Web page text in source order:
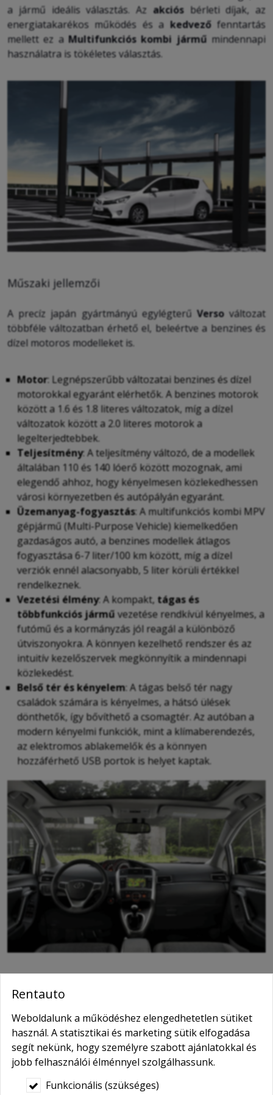
a jármű ideális választás. Az akciós bérleti díjak, az
energiatakarékos működés és a kedvező fenntartás
mellett ez a Multifunkciós kombi jármű mindennapi
használatra is tökéletes választás.
Műszaki jellemzői
A precíz japán gyártmányú egylégterű Versováltozat
többféle változatban érhető el, beleértve a benzines és
dízel motoros modelleket is.
Motor: Legnépszerűbb változatai benzines és dízel
motorokkal egyaránt elérhetők. A benzines motorok
között a 1.6 és 1.8 literes változatok, míg a dízel
változatok között a 2.0 literes motorok a
legelterjedtebbek.
Teljesítmény: A teljesítmény változó, de a modellek
általában 110 és 140 lóerő között mozognak, ami
elegendő ahhoz, hogy kényelmesen közlekedhessen
városi környezetben és autópályán egyaránt.
Üzemanyag-fogyasztás: A multifunkciós kombi MPV
gépjármű (Multi-Purpose Vehicle) kiemelkedően
gazdaságos autó, a benzines modellek átlagos
fogyasztása 6-7 liter/100 km között, míg a dízel
verziók ennél alacsonyabb, 5 liter körüli értékkel
rendelkeznek.
Vezetési élmény: A kompakt, tágas és
többfunkciós jármű vezetése rendkívül kényelmes, a
futómű és a kormányzás jól reagál a különböző
útviszonyokra. A könnyen kezelhető rendszer és az
intuitív kezelőszervek megkönnyítik a mindennapi
közlekedést.
Belső tér és kényelem: A tágas belső tér nagy
családok számára is kényelmes, a hátsó ülések
dönthetők, így bővíthető a csomagtér. Az autóban a
modern kényelmi funkciók, mint a klímaberendezés,
az elektromos ablakemelők és a könnyen
hozzáférhető USB portok is helyet kaptak.
A komfortos, utastér-központú minivan
ideális
választás lehet az állandó használatra igényt tartó
ügyfeleink számára. Legyen szó akár vállalkozásról,
akár privát-személyes használatról, aVerso-kombi
kényelem és a rentábilitás. Az időtálló használat
Rentauto
Weboldalunk a működéshez elengedhetetlen sütiket
használ. A statisztikai és marketing sütik elfogadása
segít nekünk, hogy személyre szabott ajánlatokkal és
jobb felhasználói élménnyel szolgálhassunk.
Funkcionális (szükséges)